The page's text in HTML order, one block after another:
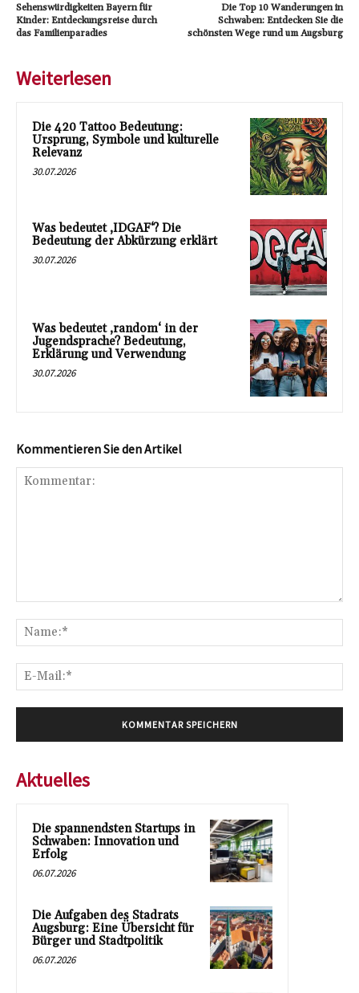
Sehenswürdigkeiten Bayern für
Kinder: Entdeckungsreise durch
das Familienparadies
Die Top 10 Wanderungen in
Schwaben: Entdecken Sie die
schönsten Wege rund um Augsburg
Weiterlesen
Die 420 Tattoo Bedeutung:
Ursprung, Symbole und kulturelle
Relevanz
30.07.2026
Was bedeutet ‚IDGAF‘? Die
Bedeutung der Abkürzung erklärt
30.07.2026
Was bedeutet ‚random‘ in der
Jugendsprache? Bedeutung,
Erklärung und Verwendung
30.07.2026
Kommentieren Sie den Artikel
Aktuelles
Die spannendsten Startups in
Schwaben: Innovation und
Erfolg
06.07.2026
Die Aufgaben des Stadrats
Augsburg: Eine Übersicht für
Bürger und Stadtpolitik
06.07.2026